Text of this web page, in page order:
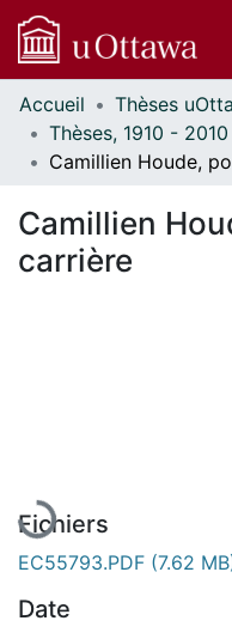
Communautés
et collections
Parcourir
À propos
Accueil
Camillien
carrière
Fichiers
EC55793.PDF (7.62
Date